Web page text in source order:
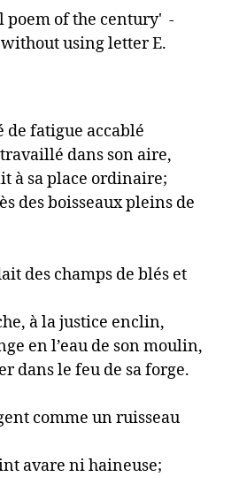
poem of the century'  -
using letter E.
dans son aire,
à sa place ordinaire;
des boisseaux pleins de
des champs de blés et
à la justice enclin,
en l’eau de son moulin,
dans le feu de sa forge.
comme un ruisseau
avare ni haineuse;